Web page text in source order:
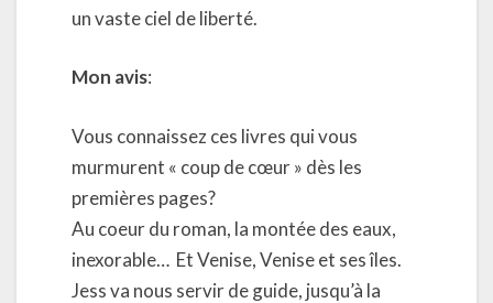
un vaste ciel de liberté.
Mon avis:
Vous connaissez ces livres qui vous
murmurent « coup de cœur » dès les
premières pages?
Au coeur du roman, la montée des eaux,
inexorable… Et Venise, Venise et ses îles.
Jess va nous servir de guide, jusqu’à la